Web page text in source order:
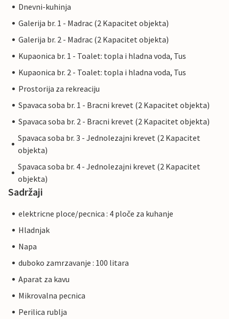
Dnevni-kuhinja
Galerija br. 1 - Madrac (2 Kapacitet objekta)
Galerija br. 2 - Madrac (2 Kapacitet objekta)
Kupaonica br. 1 - Toalet: topla i hladna voda, Tus
Kupaonica br. 2 - Toalet: topla i hladna voda, Tus
Prostorija za rekreaciju
Spavaca soba br. 1 - Bracni krevet (2 Kapacitet objekta)
Spavaca soba br. 2 - Bracni krevet (2 Kapacitet objekta)
Spavaca soba br. 3 - Jednolezajni krevet (2 Kapacitet
objekta)
Spavaca soba br. 4 - Jednolezajni krevet (2 Kapacitet
objekta)
Sadržaji
elektricne ploce/pecnica : 4 ploče za kuhanje
Hladnjak
Napa
duboko zamrzavanje : 100 litara
Aparat za kavu
Mikrovalna pecnica
Perilica rublja